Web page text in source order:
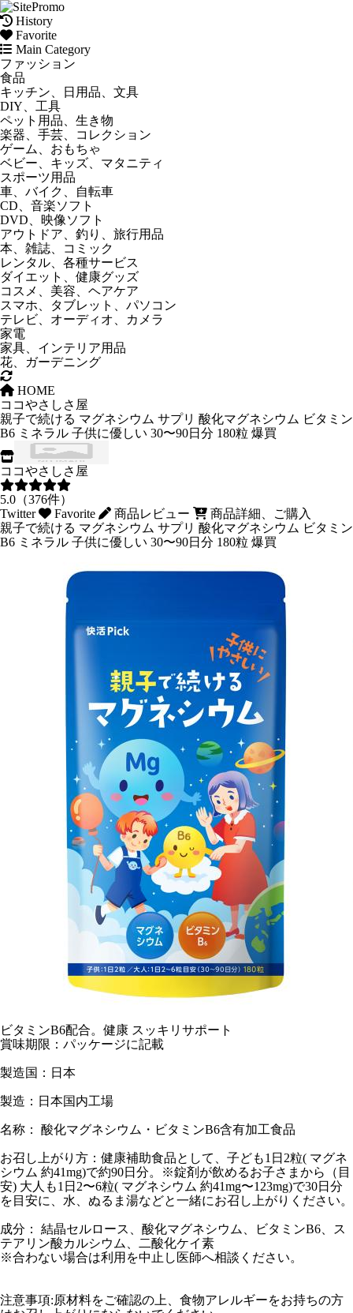
History
Favorite
Main Category
ファッション
食品
キッチン、日用品、文具
DIY、工具
ペット用品、生き物
楽器、手芸、コレクション
ゲーム、おもちゃ
ベビー、キッズ、マタニティ
スポーツ用品
車、バイク、自転車
CD、音楽ソフト
DVD、映像ソフト
アウトドア、釣り、旅行用品
本、雑誌、コミック
レンタル、各種サービス
ダイエット、健康グッズ
コスメ、美容、ヘアケア
スマホ、タブレット、パソコン
テレビ、オーディオ、カメラ
家電
家具、インテリア用品
花、ガーデニング
HOME
ココやさしさ屋
親子で続ける マグネシウム サプリ 酸化マグネシウム ビタミン
B6 ミネラル 子供に優しい 30〜90日分 180粒 爆買
ココやさしさ屋
5.0（376件）
Twitter
Favorite 商品レビュー
商品詳細、ご購入
親子で続ける マグネシウム サプリ 酸化マグネシウム ビタミン
B6 ミネラル 子供に優しい 30〜90日分 180粒 爆買
ビタミンB6配合。健康 スッキリサポート
賞味期限：パッケージに記載
製造国：日本
製造：日本国内工場
名称： 酸化マグネシウム・ビタミンB6含有加工食品
お召し上がり方：健康補助食品として、子ども1日2粒( マグネ
シウム 約41mg)で約90日分。※錠剤が飲めるお子さまから（目
安) 大人も1日2〜6粒( マグネシウム 約41mg〜123mg)で30日分
を目安に、水、ぬるま湯などと一緒にお召し上がりください。
成分： 結晶セルロース、酸化マグネシウム、ビタミンB6、ス
テアリン酸カルシウム、二酸化ケイ素
※合わない場合は利用を中止し医師へ相談ください。
注意事項:原材料をご確認の上、食物アレルギーをお持ちの方